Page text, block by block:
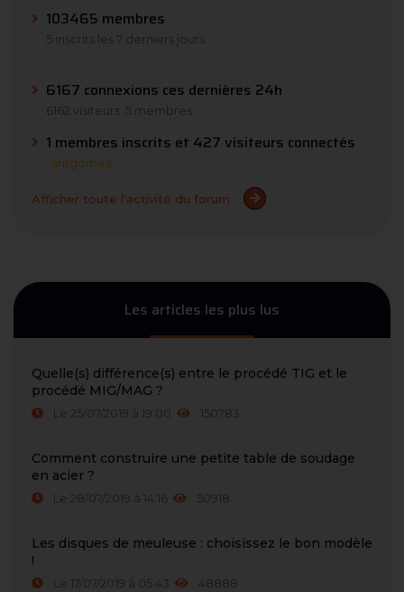
103465 membres
5 inscrits les 7 derniers jours
6167 connexions ces dernières 24h
6162 visiteurs 5 membres
1 membres inscrits et 427 visiteurs connectés
antgomez
Afficher toute l'activité du forum
Les articles les plus lus
Quelle(s) différence(s) entre le procédé TIG et le
procédé MIG/MAG ?
Le 25/07/2019 à 19:00 150783
Comment construire une petite table de soudage
en acier ?
Le 28/07/2019 à 14:16 50918
Les disques de meuleuse : choisissez le bon modèle
!
Le 17/07/2019 à 05:43 48888